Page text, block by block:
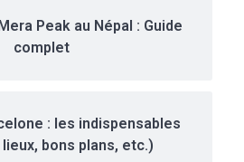
Peak au Népal : Guide
complet
: les indispensables
bons plans, etc.)